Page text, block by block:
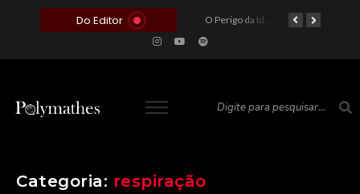
Do Editor
O Voto como Moeda: Clientelismo e o Analfabetismo Funcional Político no Brasil O Perigo da Ideologia Desenfreada na Justiça: Quando a Pauta Política Substitui a Pena Criminal
Categoria: respiração